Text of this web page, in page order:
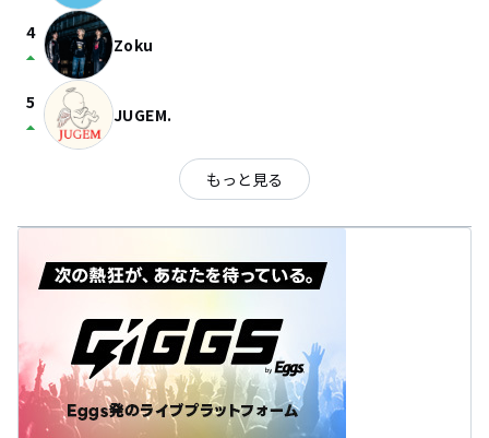
4
arrow_drop_up Zoku
5
arrow_drop_up JUGEM.
もっと見る